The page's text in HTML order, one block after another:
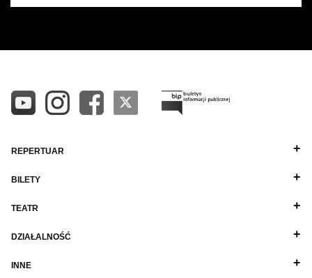
REPERTUAR
BILETY
TEATR
DZIAŁALNOŚĆ
INNE